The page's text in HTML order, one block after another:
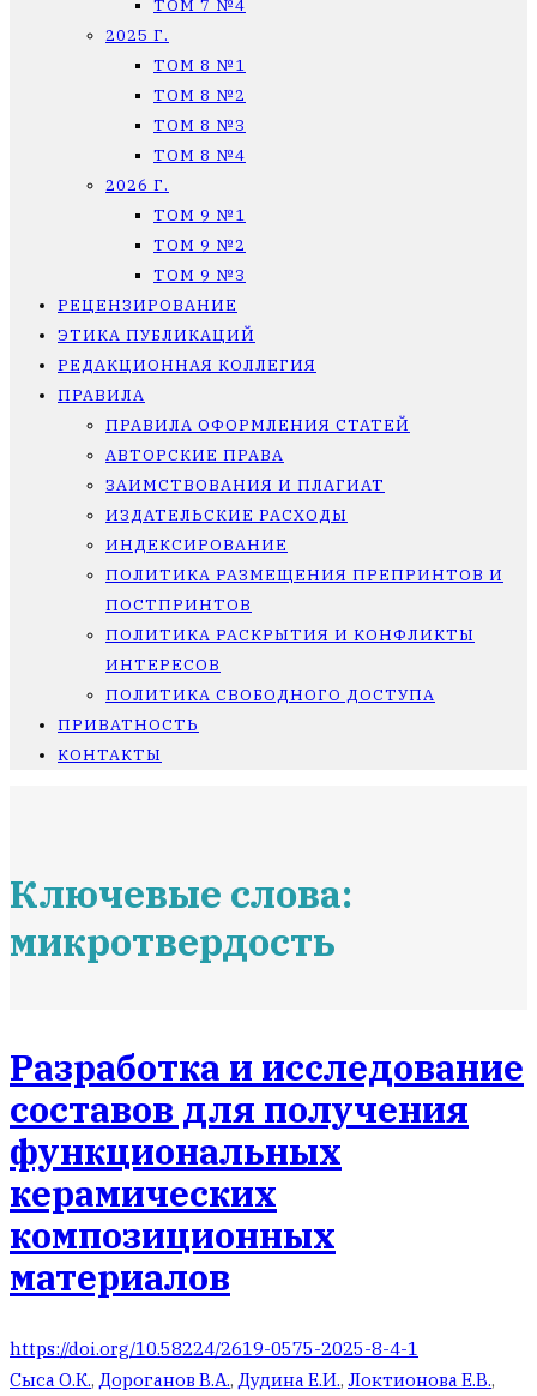
ТОМ 7 №4
2025 Г.
ТОМ 8 №1
ТОМ 8 №2
ТОМ 8 №3
ТОМ 8 №4
2026 Г.
ТОМ 9 №1
ТОМ 9 №2
ТОМ 9 №3
РЕЦЕНЗИРОВАНИЕ
ЭТИКА ПУБЛИКАЦИЙ
РЕДАКЦИОННАЯ КОЛЛЕГИЯ
ПРАВИЛА
ПРАВИЛА ОФОРМЛЕНИЯ СТАТЕЙ
АВТОРСКИЕ ПРАВА
ЗАИМСТВОВАНИЯ И ПЛАГИАТ
ИЗДАТЕЛЬСКИЕ РАСХОДЫ
ИНДЕКСИРОВАНИЕ
ПОЛИТИКА РАЗМЕЩЕНИЯ ПРЕПРИНТОВ И
ПОСТПРИНТОВ
ПОЛИТИКА РАСКРЫТИЯ И КОНФЛИКТЫ
ИНТЕРЕСОВ
ПОЛИТИКА СВОБОДНОГО ДОСТУПА
ПРИВАТНОСТЬ
КОНТАКТЫ
Ключевые слова:
микрoтвердость
Разработка и исследование
составов для получения
функциональных
керамических
композиционных
материалов
https://doi.org/10.58224/2619-0575-2025-8-4-1
Сыса О.К., Дороганов В.А., Дудина Е.И., Локтионова Е.В.,